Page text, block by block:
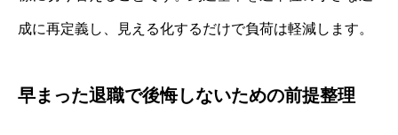
成に再定義し、見える化するだけで負荷は軽減します。
早まった退職で後悔しないための前提整理